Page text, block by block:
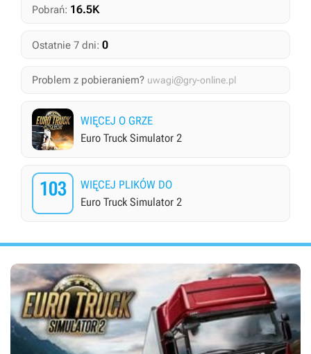
Pobrań: 16.5K
Ostatnie 7 dni: 0
Problem z pobieraniem? uwagi@gry-online.pl
WIĘCEJ O GRZE
Euro Truck Simulator 2
103
WIĘCEJ PLIKÓW DO
Euro Truck Simulator 2